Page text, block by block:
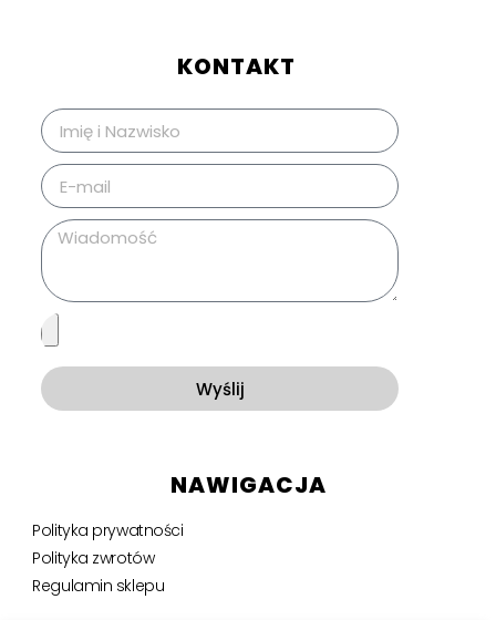
KONTAKT
Wyślij
NAWIGACJA
Polityka prywatności
Polityka zwrotów
Regulamin sklepu